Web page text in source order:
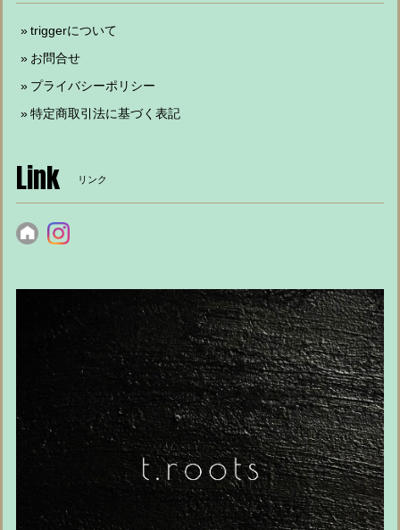
triggerについて
お問合せ
プライバシーポリシー
特定商取引法に基づく表記
Link リンク